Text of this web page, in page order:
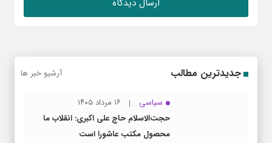
جدیدترین مطالب آرشیو خبر ها
سیاسی
۱۶ مرداد ۱۴۰۵
حجت‌الاسلام حاج علی اکبری: انقلاب ما
محصول مکتب عاشورا است